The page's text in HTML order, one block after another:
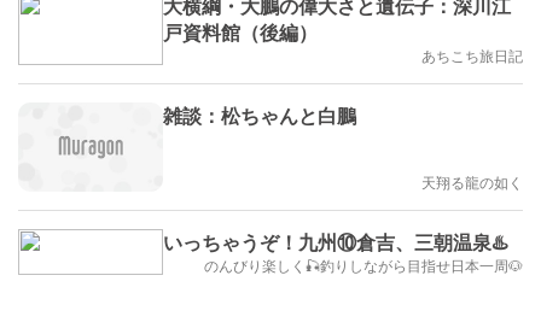
大横綱・大鵬の偉大さと遺伝子：深川江
戸資料館（後編）
あちこち旅日記
雑談：松ちゃんと白鵬
天翔る龍の如く
いっちゃうぞ！九州⑩倉吉、三朝温泉♨️
のんびり楽しく🎣釣りしながら目指せ日本一周🐶